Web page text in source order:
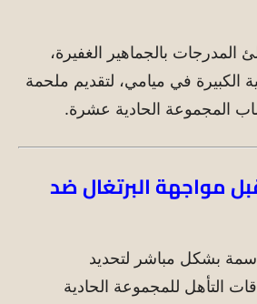
المدرجات بالجماهير الغفيرة،
الكبيرة في ميامي، لتقديم ملحمة
المجموعة الحادية عشرة.
مواجهة البرتغال ضد
بشكل مباشر لتحديد
التأهل للمجموعة الحادية